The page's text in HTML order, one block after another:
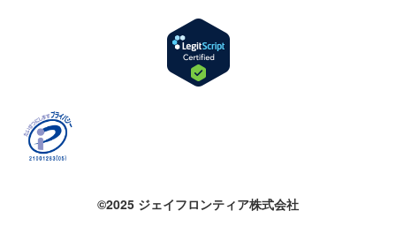
©2025 ジェイフロンティア株式会社